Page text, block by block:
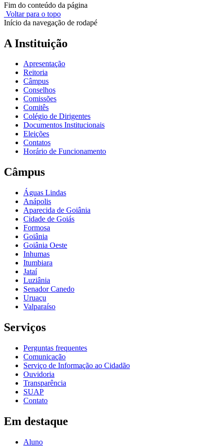
Fim do conteúdo da página
Voltar para o topo
Início da navegação de rodapé
A Instituição
Apresentação
Reitoria
Câmpus
Conselhos
Comissões
Comitês
Colégio de Dirigentes
Documentos Institucionais
Eleições
Contatos
Horário de Funcionamento
Câmpus
Águas Lindas
Anápolis
Aparecida de Goiânia
Cidade de Goiás
Formosa
Goiânia
Goiânia Oeste
Inhumas
Itumbiara
Jataí
Luziânia
Senador Canedo
Uruaçu
Valparaíso
Serviços
Perguntas frequentes
Comunicação
Serviço de Informação ao Cidadão
Ouvidoria
Transparência
SUAP
Contato
Em destaque
Aluno